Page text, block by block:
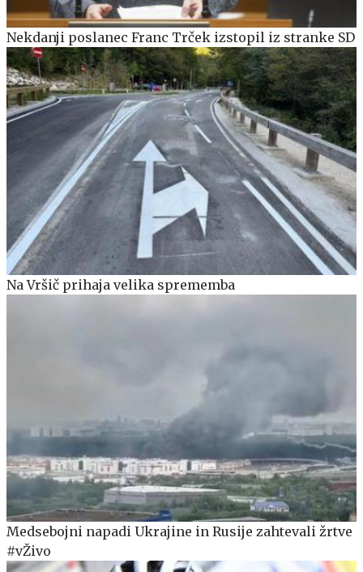
Nekdanji poslanec Franc Trček izstopil iz stranke SD
Na Vršič prihaja velika sprememba
Medsebojni napadi Ukrajine in Rusije zahtevali žrtve
#vŽivo